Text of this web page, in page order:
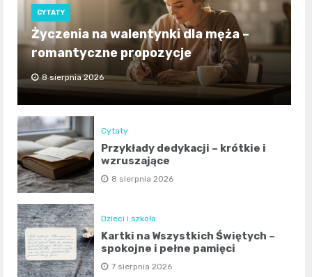
CYTATY
Życzenia na walentynki dla męża –
romantyczne propozycje
8 sierpnia 2026
Cytaty
Przykłady dedykacji – krótkie i
wzruszające
8 sierpnia 2026
Dzieci i szkoła
Kartki na Wszystkich Świętych –
spokojne i pełne pamięci
7 sierpnia 2026